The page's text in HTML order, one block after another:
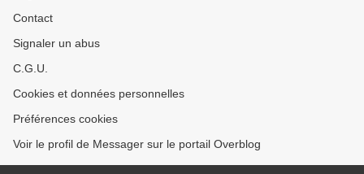
Contact
Signaler un abus
C.G.U.
Cookies et données personnelles
Préférences cookies
Voir le profil de Messager sur le portail Overblog